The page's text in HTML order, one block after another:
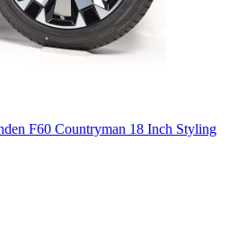
F60 Countryman 18 Inch Styling